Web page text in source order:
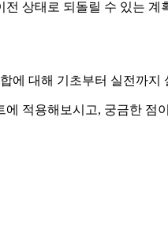
전 상태로 되돌릴 수 있는 계
에 대해 기초부터 실전까
적용해보시고, 궁금한 점